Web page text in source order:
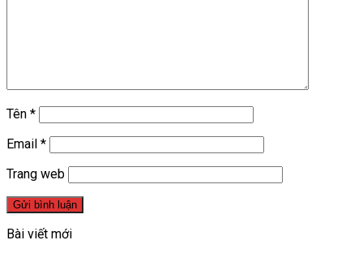
Tên *
Email *
Trang web
Bài viết mới